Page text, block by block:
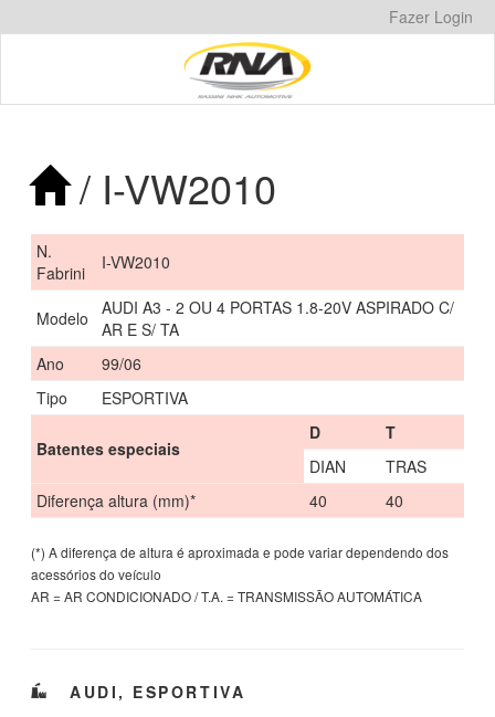
para
Fazer Login
/ I-VW2010
N.
Fabrini
I-VW2010
Modelo
AUDI A3 - 2 OU 4 PORTAS 1.8-20V ASPIRADO C/
AR E S/ TA
Ano
99/06
Tipo
ESPORTIVA
Batentes especiais
D
T
DIAN
TRAS
Diferença altura (mm)*
40 40
(*) A diferença de altura é aproximada e pode variar dependendo dos
acessórios do veículo
AR = AR CONDICIONADO / T.A. = TRANSMISSÃO AUTOMÁTICA
CATEGORIAS
AUDI , ESPORTIVA